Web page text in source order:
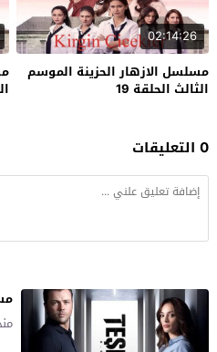
02:14:26
مسلسل الازهار الحزينة الموسم
الثالث الحلقة 19
0 التعليقات
منذ 8